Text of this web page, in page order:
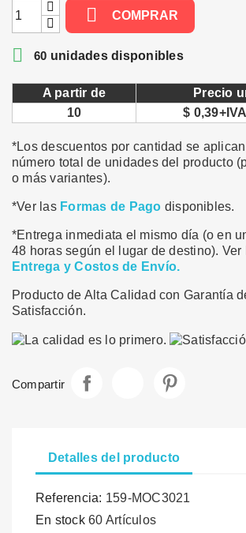
 COMPRAR
 60 unidades disponibles
A partir de
Precio
10
$
*Los descuentos por cantidad se aplican
número total de unidades del producto
o más variantes).
*Ver las Formas de Pago disponibles.
*Entrega inmediata el mismo día (o en
48 horas según el lugar de destino). Ver
Entrega y Costos de Envío.
Producto de Alta Calidad con Garantía
Satisfacción.
Compartir
Detalles del producto
Referencia: 159-MOC3021
En stock 60 Artículos